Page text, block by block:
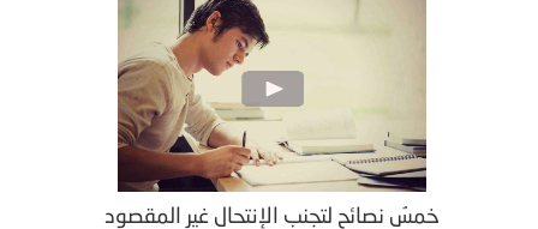
خمسُ نصائح لتجنب الإنتحال غير المقصود